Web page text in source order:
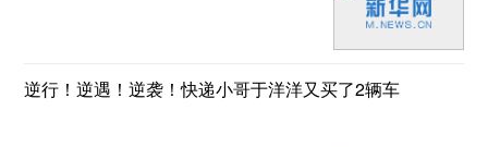
逆行！逆遇！逆袭！快递小哥于洋洋又买了2辆车